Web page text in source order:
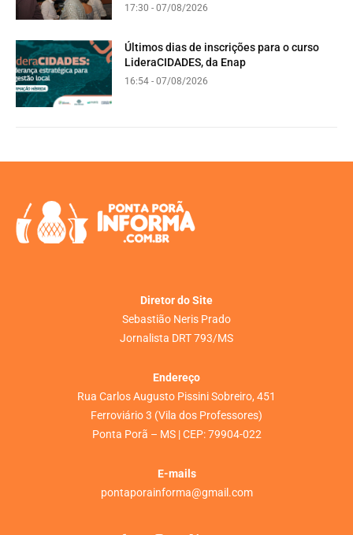
17:30 - 07/08/2026
Últimos dias de inscrições para o curso
LideraCIDADES, da Enap
16:54 - 07/08/2026
Diretor do Site
Sebastião Neris Prado
Jornalista DRT 793/MS
Endereço
Rua Carlos Augusto Pissini Sobreiro, 451
Ferroviário 3 (Vila dos Professores)
Ponta Porã – MS | CEP: 79904-022
E-mails
pontaporainforma@gmail.com